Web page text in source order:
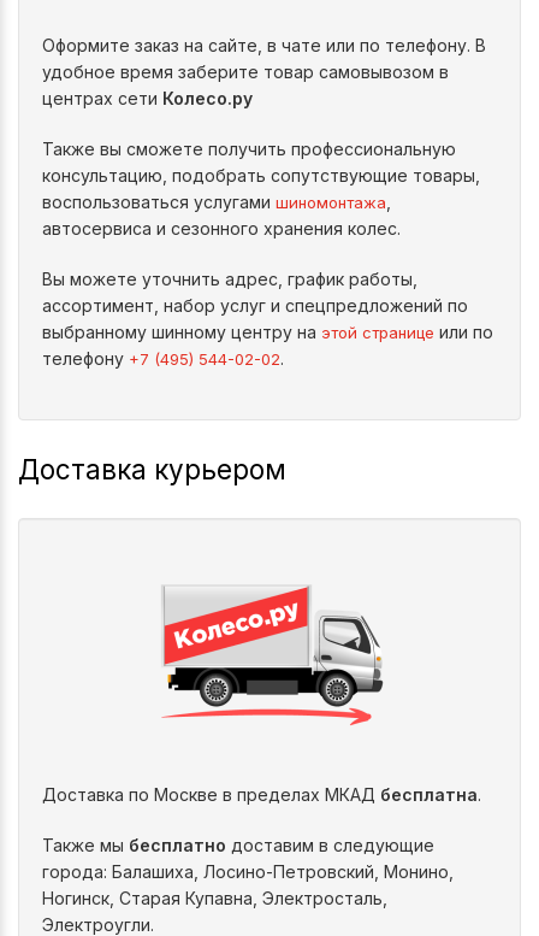
Оформите заказ на сайте, в чате или по телефону. В
удобное время заберите товар самовывозом в
центрах сети Колесо.ру
Также вы сможете получить профессиональную
консультацию, подобрать сопутствующие товары,
воспользоваться услугами шиномонтажа
автосервиса и сезонного хранения колес.
Вы можете уточнить адрес, график работы,
ассортимент, набор услуг и спецпредложений по
выбранному шинному центру на этой странице или по
телефону +7 (495) 544-02-02.
Доставка курьером
Доставка по Москве в пределах МКАД бесплатна.
Также мы бесплатно доставим в следующие
города: Балашиха, Лосино-Петровский, Монино,
Ногинск, Старая Купавна, Электросталь,
Электроугли.